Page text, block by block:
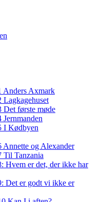
Anders Axmark
Lagkagehuset
Det første møde
I Kødbyen
Annette og Alexander
Til Tanzania
Hvem er det, der ikke har
Det er godt vi ikke er